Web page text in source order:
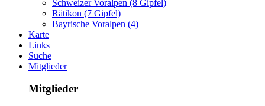
Schweizer Voralpen (8 Gipfel)
Rätikon (7 Gipfel)
Bayrische Voralpen (4)
Karte
Links
Suche
Mitglieder
Mitglieder